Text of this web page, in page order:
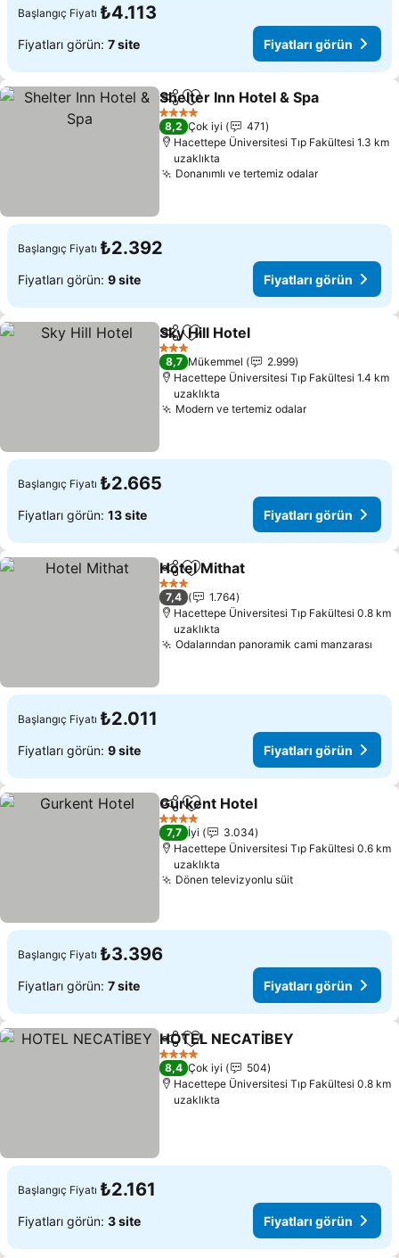
Başlangıç Fiyatı ₺4.113
Fiyatları görün: 7 site Fiyatları görün
PaylaşFavorilerime ekle
Shelter Inn Hotel & Spa
4 Yıldız
8,2 Çok iyi
471
Hacettepe Üniversitesi Tıp Fakültesi 1.3 km
uzaklıkta
Donanımlı ve tertemiz odalar
Başlangıç Fiyatı ₺2.392
Fiyatları görün: 9 site Fiyatları görün
PaylaşFavorilerime ekle
Sky Hill Hotel
3 Yıldız
8,7 Mükemmel
2.999
Hacettepe Üniversitesi Tıp Fakültesi 1.4 km
uzaklıkta
Modern ve tertemiz odalar
Başlangıç Fiyatı ₺2.665
Fiyatları görün: 13 site Fiyatları görün
PaylaşFavorilerime ekle
Hotel Mithat
3 Yıldız
7,4
1.764
Hacettepe Üniversitesi Tıp Fakültesi 0.8 km
uzaklıkta
Odalarından panoramik cami manzarası
Başlangıç Fiyatı ₺2.011
Fiyatları görün: 9 site Fiyatları görün
PaylaşFavorilerime ekle
Gurkent Hotel
4 Yıldız
7,7 İyi
3.034
Hacettepe Üniversitesi Tıp Fakültesi 0.6 km
uzaklıkta
Dönen televizyonlu süit
Başlangıç Fiyatı ₺3.396
Fiyatları görün: 7 site Fiyatları görün
PaylaşFavorilerime ekle
HOTEL NECATİBEY
4 Yıldız
8,4 Çok iyi
504
Hacettepe Üniversitesi Tıp Fakültesi 0.8 km
uzaklıkta
Başlangıç Fiyatı ₺2.161
Fiyatları görün: 3 site Fiyatları görün